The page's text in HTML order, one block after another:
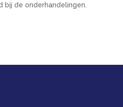
bij de onderhandelingen.